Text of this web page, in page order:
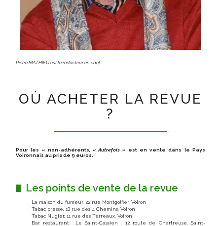
Pierre MATHIEU est le rédacteur en chef.
OÙ ACHETER LA REVUE
?
Pour les « non-adhérents , « Autrefois » est en vente dans le Pays
Voironnais au prix de 9 euros.
Les points de vente de la revue
La maison du fumeur, 22 rue Montgolfier, Voiron
Tabac presse, 18 rue des 4 Chemins, Voiron
Tabac Nugier, 11 rue des Terreaux, Voiron
Bar restaurant Le Saint-Cassien , 12 route de Chartreuse, Saint-